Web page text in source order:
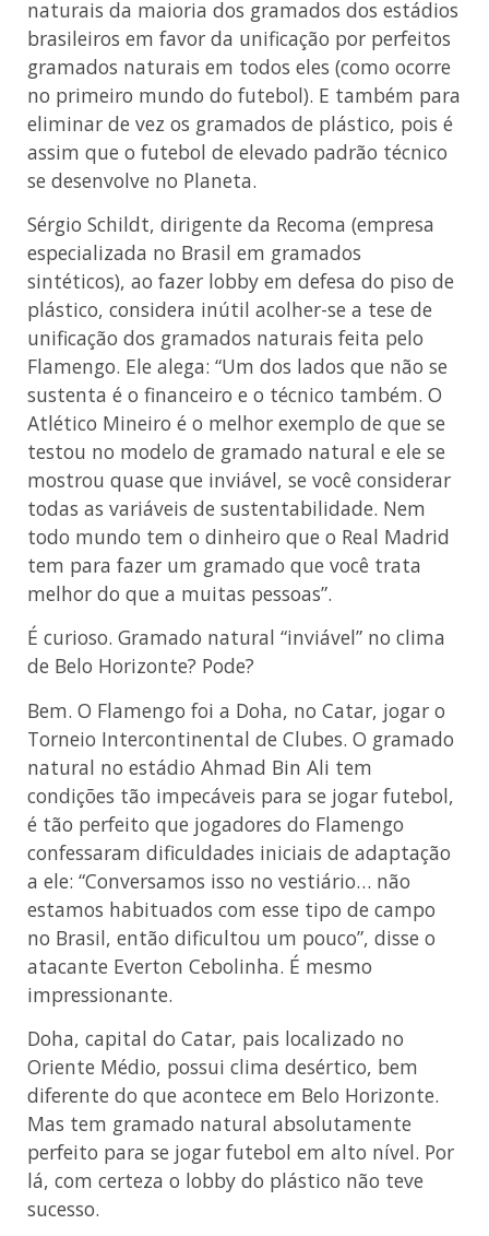
naturais da maioria dos gramados dos estádios
brasileiros em favor da unificação por perfeitos
gramados naturais em todos eles (como ocorre
no primeiro mundo do futebol). E também para
eliminar de vez os gramados de plástico, pois é
assim que o futebol de elevado padrão técnico
se desenvolve no Planeta.
Sérgio Schildt, dirigente da Recoma (empresa
especializada no Brasil em gramados
sintéticos), ao fazer lobby em defesa do piso de
plástico, considera inútil acolher-se a tese de
unificação dos gramados naturais feita pelo
Flamengo. Ele alega: “Um dos lados que não se
sustenta é o financeiro e o técnico também. O
Atlético Mineiro é o melhor exemplo de que se
testou no modelo de gramado natural e ele se
mostrou quase que inviável, se você considerar
todas as variáveis de sustentabilidade. Nem
todo mundo tem o dinheiro que o Real Madrid
tem para fazer um gramado que você trata
melhor do que a muitas pessoas”.
É curioso. Gramado natural “inviável” no clima
de Belo Horizonte? Pode?
Bem. O Flamengo foi a Doha, no Catar, jogar o
Torneio Intercontinental de Clubes. O gramado
natural no estádio Ahmad Bin Ali tem
condições tão impecáveis para se jogar futebol,
é tão perfeito que jogadores do Flamengo
confessaram dificuldades iniciais de adaptação
a ele: “Conversamos isso no vestiário… não
estamos habituados com esse tipo de campo
no Brasil, então dificultou um pouco”, disse o
atacante Everton Cebolinha. É mesmo
impressionante.
Doha, capital do Catar, pais localizado no
Oriente Médio, possui clima desértico, bem
diferente do que acontece em Belo Horizonte.
Mas tem gramado natural absolutamente
perfeito para se jogar futebol em alto nível. Por
lá, com certeza o lobby do plástico não teve
sucesso.